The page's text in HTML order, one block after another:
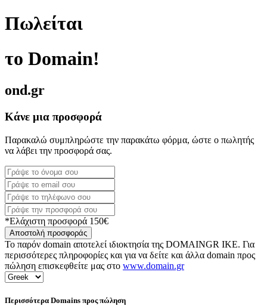
Πωλείται
το Domain!
ond.gr
Κάνε μια προσφορά
Παρακαλώ συμπληρώστε την παρακάτω φόρμα, ώστε ο πωλητής
να λάβει την προσφορά σας.
*Ελάχιστη προσφορά 150€
Αποστολή προσφοράς
Το παρόν domain αποτελεί ιδιοκτησία της DOMAINGR ΙΚΕ. Για
περισσότερες πληροφορίες και για να δείτε και άλλα domain προς
πώληση επισκεφθείτε μας στο www.domain.gr
Περισσότερα Domains προς πώληση